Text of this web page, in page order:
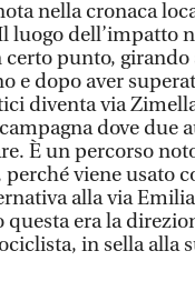
nella cronaca
luogo dell’impatto
certo punto,
e dopo aver
diventa via
dove due
È un percorso
perché viene usato
alla via
questa era la
in sella alla